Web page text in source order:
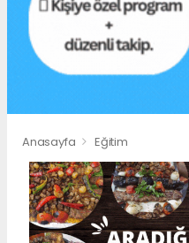
Anasayfa Eğitim